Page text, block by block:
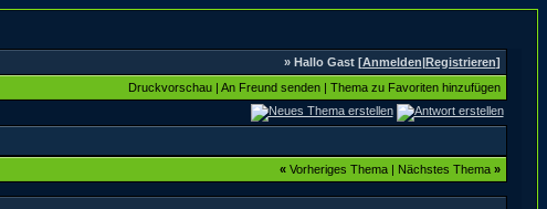
» Hallo Gast [Anmelden|Registrieren]
Druckvorschau| An Freund senden| Thema zu Favoriten hinzufügen
« Vorheriges Thema| Nächstes Thema »